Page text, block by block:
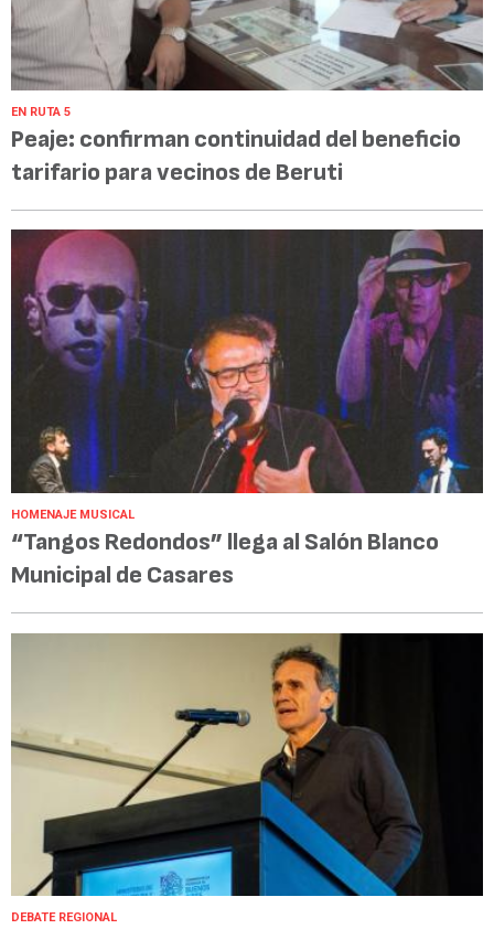
EN RUTA 5
Peaje: confirman continuidad del beneficio
tarifario para vecinos de Beruti
HOMENAJE MUSICAL
“Tangos Redondos” llega al Salón Blanco
Municipal de Casares
DEBATE REGIONAL